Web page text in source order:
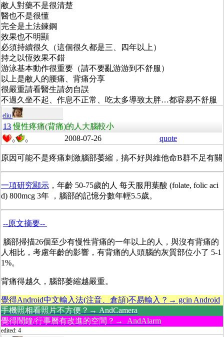
敝人對藥不是很清楚
醫也不是很懂
完全是土法鍊鋼
效果也不明顯
必須持續很久（這個很久都是三、四年以上）
持之以恆效果不錯
游泳基本動作很重要（請不要亂游游到不舒服）
以上是敝人的腰痛、背痛分享
很嚴重請看醫生請勿自誤
不過久坐不起、作息不正常、吃太多導致太胖…都容易不舒服
eliu
13慢性疼痛(背痛)的人大腦較小
0 0 2008-07-26 quote
原因可能不是疼痛刺激腦部萎縮，搞不好與維他命B群不足有關
一項研究顯示 ，年齡 50-75歲的人 每天服用葉酸 (folate, folic aci
d) 800mcg 3年 ，腦部的記憶分數年輕5.5歲。
--原文摘要--
腦部掃描26個至少有慢性背痛的一年以上的人，與沒有背痛的
人相比，考慮年齡的影響，有背痛的人頭腦的灰質部位小了 5-1
1%。
背痛得越久，腦部萎縮越嚴重。
覺得Android中文輸入法(注音、倉頡)不易輸入？→ gcin Android
手機照相看照片不方便？→ AndCamera
覺得鬧鐘/行事曆有改進的空間？→ AndAlarm
edited: 4